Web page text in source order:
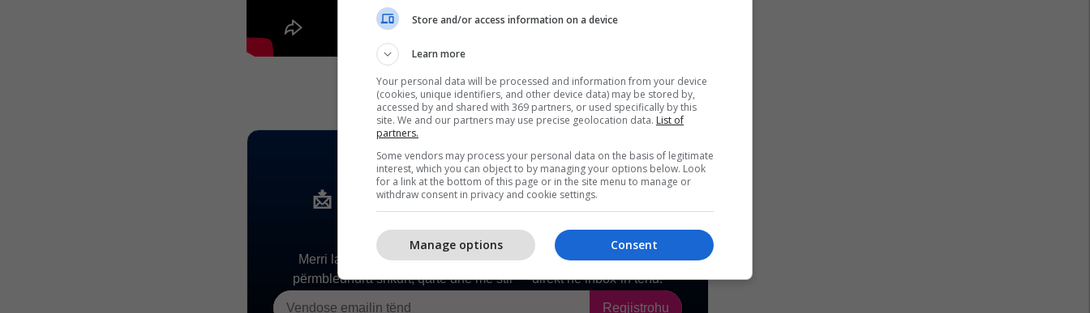
Store and/or access information on a device
Learn more
Your personal data will be processed and information from your device
(cookies, unique identifiers, and other device data) may be stored by,
accessed by and shared with 369 partners, or used specifically by this
site. We and our partners may use precise geolocation data. List of
partners.
Some vendors may process your personal data on the basis of legitimate
interest, which you can object to by managing your options below. Look
for a link at the bottom of this page or in the site menu to manage or
withdraw consent in privacy and cookie settings.
Consent
Manage options